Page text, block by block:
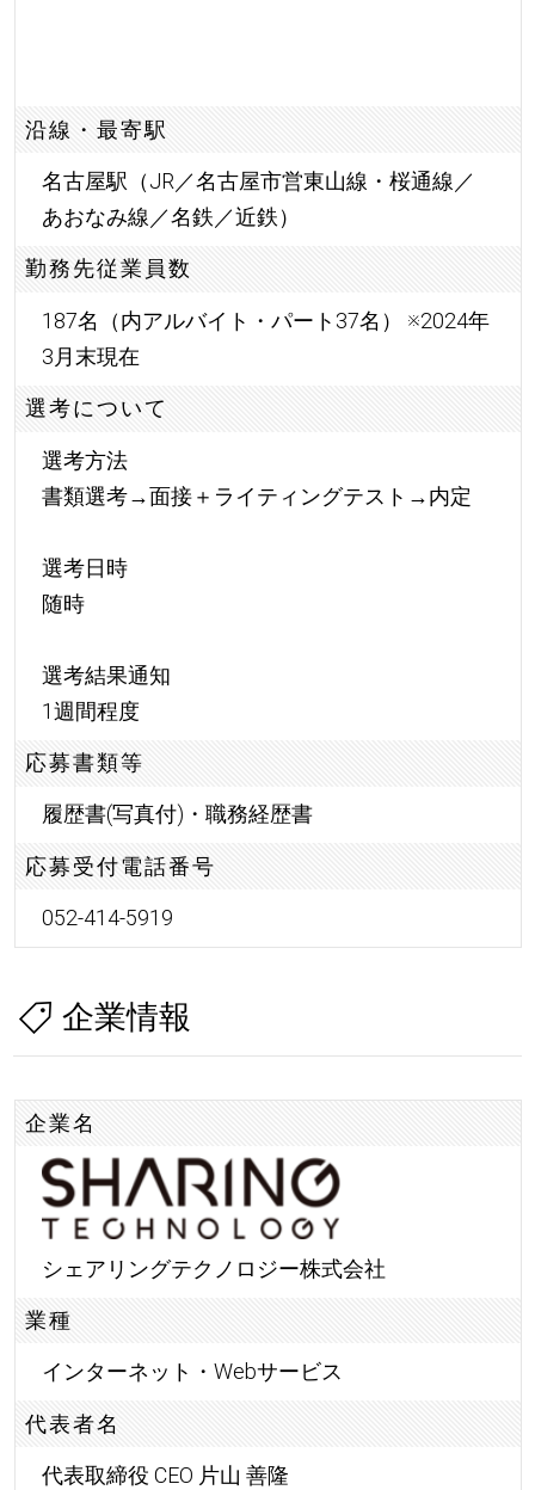
沿線・最寄駅
名古屋駅（JR／名古屋市営東山線・桜通線／
あおなみ線／名鉄／近鉄）
勤務先従業員数
187名（内アルバイト・パート37名） ※2024年
3月末現在
選考について
選考方法
書類選考→面接＋ライティングテスト→内定
選考日時
随時
選考結果通知
1週間程度
応募書類等
履歴書(写真付)・職務経歴書
応募受付電話番号
052-414-5919
企業情報
企業名
シェアリングテクノロジー株式会社
業種
インターネット・Webサービス
代表者名
代表取締役 CEO 片山 善隆